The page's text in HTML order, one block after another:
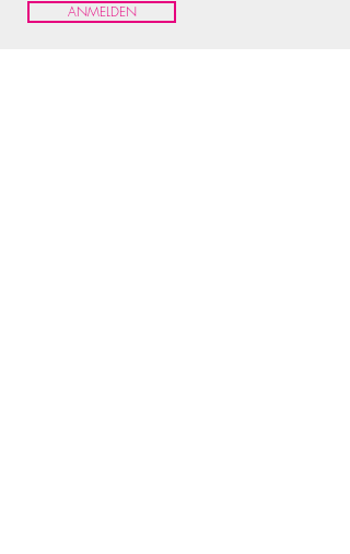
ANMELDEN